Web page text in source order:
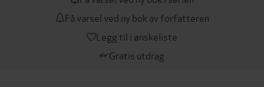
Få varsel ved ny bok av forfatteren
Legg til i ønskeliste
Gratis utdrag